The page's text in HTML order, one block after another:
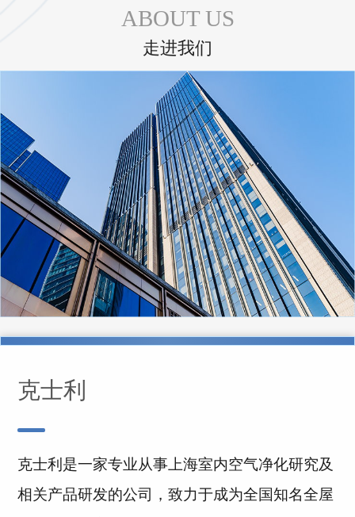
ABOUT US
走进我们
克士利
克士利是一家专业从事上海室内空气净化研究及
相关产品研发的公司，致力于成为全国知名全屋